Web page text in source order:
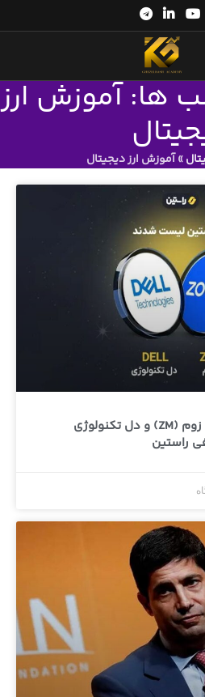
ها: آموزش ارز
»آموزش ارز دیجیتال
اضافه شدن ارز سهامی زوم (ZM) و دل تکنولوژی